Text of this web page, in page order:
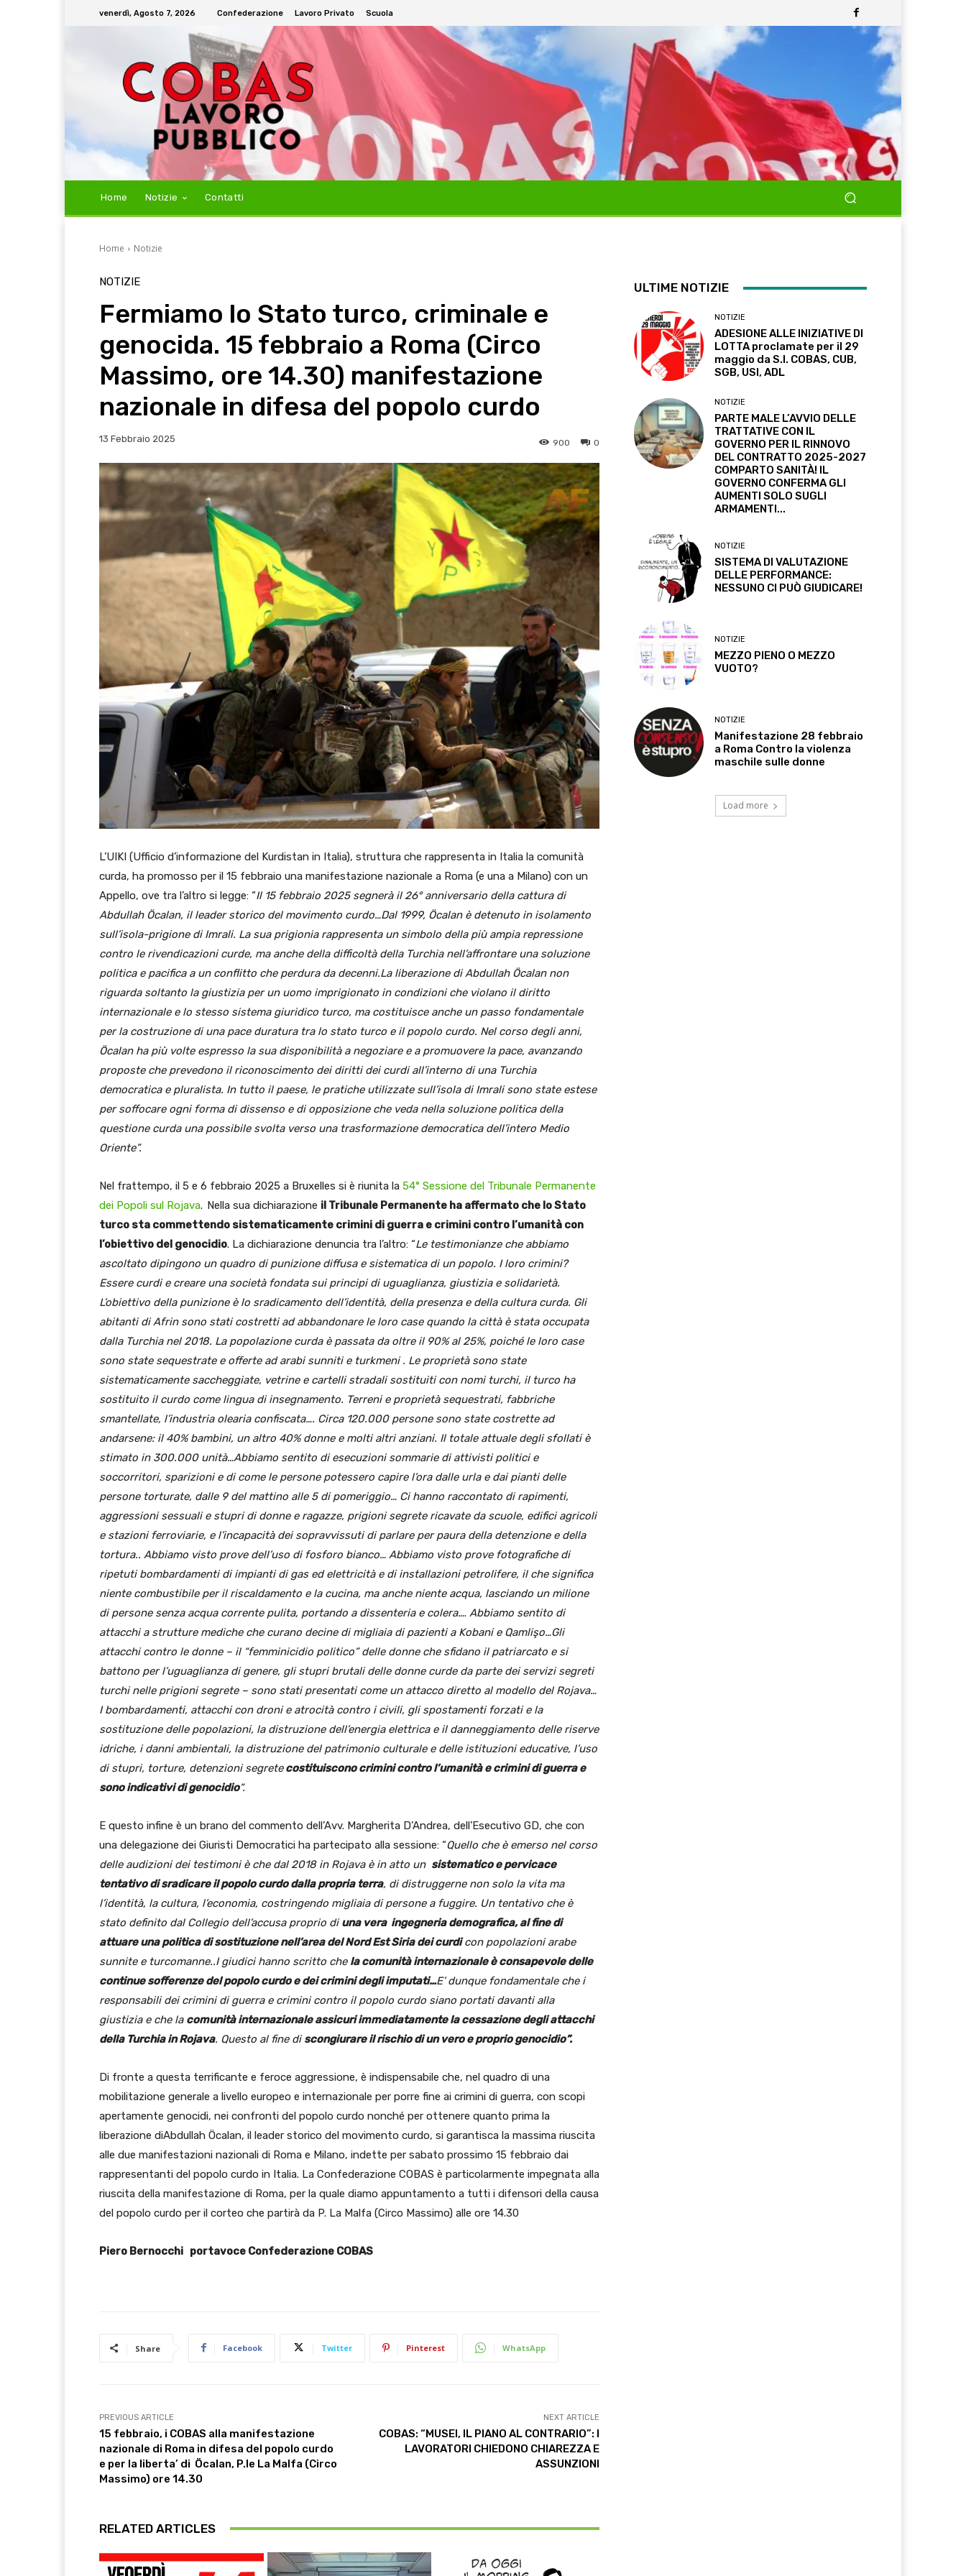
venerdì, Agosto 7, 2026 Confederazione Lavoro Privato Scuola
Home Notizie Contatti
Home Notizie
NOTIZIE
Fermiamo lo Stato turco, criminale e
genocida. 15 febbraio a Roma (Circo
Massimo, ore 14.30) manifestazione
nazionale in difesa del popolo curdo
13 Febbraio 2025 0
900
L’UIKI (Ufficio d’informazione del Kurdistan in Italia), struttura che rappresenta in Italia la comunità
curda, ha promosso per il 15 febbraio una manifestazione nazionale a Roma (e una a Milano) con un
Appello, ove tra l’altro si legge: “Il 15 febbraio 2025 segnerà il 26° anniversario della cattura di
Abdullah Öcalan, il leader storico del movimento curdo…Dal 1999, Öcalan è detenuto in isolamento
sull’isola-prigione di Imrali. La sua prigionia rappresenta un simbolo della più ampia repressione
contro le rivendicazioni curde, ma anche della difficoltà della Turchia nell’affrontare una soluzione
politica e pacifica a un conflitto che perdura da decenni.La liberazione di Abdullah Öcalan non
riguarda soltanto la giustizia per un uomo imprigionato in condizioni che violano il diritto
internazionale e lo stesso sistema giuridico turco, ma costituisce anche un passo fondamentale
per la costruzione di una pace duratura tra lo stato turco e il popolo curdo. Nel corso degli anni,
Öcalan ha più volte espresso la sua disponibilità a negoziare e a promuovere la pace, avanzando
proposte che prevedono il riconoscimento dei diritti dei curdi all’interno di una Turchia
democratica e pluralista. In tutto il paese, le pratiche utilizzate sull’isola di Imrali sono state estese
per soffocare ogni forma di dissenso e di opposizione che veda nella soluzione politica della
questione curda una possibile svolta verso una trasformazione democratica dell’intero Medio
Oriente”.
Nel frattempo, il 5 e 6 febbraio 2025 a Bruxelles si è riunita la 54° Sessione del Tribunale Permanente
dei Popoli sul Rojava. Nella sua dichiarazione il Tribunale Permanente ha affermato che lo Stato
turco sta commettendo sistematicamente crimini di guerra e crimini contro l’umanità con
l’obiettivo del genocidio. La dichiarazione denuncia tra l’altro: “Le testimonianze che abbiamo
ascoltato dipingono un quadro di punizione diffusa e sistematica di un popolo. I loro crimini?
Essere curdi e creare una società fondata sui principi di uguaglianza, giustizia e solidarietà.
L’obiettivo della punizione è lo sradicamento dell’identità, della presenza e della cultura curda. Gli
abitanti di Afrin sono stati costretti ad abbandonare le loro case quando la città è stata occupata
dalla Turchia nel 2018. La popolazione curda è passata da oltre il 90% al 25%, poiché le loro case
sono state sequestrate e offerte ad arabi sunniti e turkmeni . Le proprietà sono state
sistematicamente saccheggiate, vetrine e cartelli stradali sostituiti con nomi turchi, il turco ha
sostituito il curdo come lingua di insegnamento. Terreni e proprietà sequestrati, fabbriche
smantellate, l’industria olearia confiscata…. Circa 120.000 persone sono state costrette ad
andarsene: il 40% bambini, un altro 40% donne e molti altri anziani. Il totale attuale degli sfollati è
stimato in 300.000 unità…Abbiamo sentito di esecuzioni sommarie di attivisti politici e
soccorritori, sparizioni e di come le persone potessero capire l’ora dalle urla e dai pianti delle
persone torturate, dalle 9 del mattino alle 5 di pomeriggio… Ci hanno raccontato di rapimenti,
aggressioni sessuali e stupri di donne e ragazze, prigioni segrete ricavate da scuole, edifici agricoli
e stazioni ferroviarie, e l’incapacità dei sopravvissuti di parlare per paura della detenzione e della
tortura.. Abbiamo visto prove dell’uso di fosforo bianco… Abbiamo visto prove fotografiche di
ripetuti bombardamenti di impianti di gas ed elettricità e di installazioni petrolifere, il che significa
niente combustibile per il riscaldamento e la cucina, ma anche niente acqua, lasciando un milione
di persone senza acqua corrente pulita, portando a dissenteria e colera…. Abbiamo sentito di
attacchi a strutture mediche che curano decine di migliaia di pazienti a Kobani e Qamlişo…Gli
attacchi contro le donne – il “femminicidio politico” delle donne che sfidano il patriarcato e si
battono per l’uguaglianza di genere, gli stupri brutali delle donne curde da parte dei servizi segreti
turchi nelle prigioni segrete – sono stati presentati come un attacco diretto al modello del Rojava…
I bombardamenti, attacchi con droni e atrocità contro i civili, gli spostamenti forzati e la
sostituzione delle popolazioni, la distruzione dell’energia elettrica e il danneggiamento delle riserve
idriche, i danni ambientali, la distruzione del patrimonio culturale e delle istituzioni educative, l’uso
di stupri, torture, detenzioni segretecostituiscono crimini contro l’umanità e crimini di guerra e
sono indicativi di genocidio“.
E questo infine è un brano del commento dell’Avv. Margherita D’Andrea, dell’Esecutivo GD, che con
una delegazione dei Giuristi Democratici ha partecipato alla sessione: “Quello che è emerso nel corso
delle audizioni dei testimoni è che dal 2018 in Rojava è in atto un sistematico e pervicace
tentativo di sradicare il popolo curdo dalla propria terra, di distruggerne non solo la vita ma
l’identità, la cultura, l’economia, costringendo migliaia di persone a fuggire. Un tentativo che è
stato definito dal Collegio dell’accusa proprio diuna vera ingegneria demografica, al fine di
attuare una politica di sostituzione nell’area del Nord Est Siria dei curdicon popolazioni arabe
sunnite e turcomanne..I giudici hanno scritto che la comunità internazionale è consapevole delle
continue sofferenze del popolo curdo e dei crimini degli imputati…E’ dunquefondamentale che i
responsabili dei crimini di guerra e crimini contro il popolo curdo siano portati davanti alla
giustizia e che la comunità internazionale assicuri immediatamente la cessazione degli attacchi
della Turchia in Rojava. Questo al fine discongiurare il rischio di un vero e proprio genocidio”.
Di fronte a questa terrificante e feroce aggressione, è indispensabile che, nel quadro di una
mobilitazione generale a livello europeo e internazionale per porre fine ai crimini di guerra, con scopi
apertamente genocidi, nei confronti del popolo curdo nonché per ottenere quanto prima la
liberazione diAbdullah Öcalan, il leader storico del movimento curdo, si garantisca la massima riuscita
alle due manifestazioni nazionali di Roma e Milano, indette per sabato prossimo 15 febbraio dai
rappresentanti del popolo curdo in Italia. La Confederazione COBAS è particolarmente impegnata alla
riuscita della manifestazione di Roma, per la quale diamo appuntamento a tutti i difensori della causa
del popolo curdo per il corteo che partirà da P. La Malfa (Circo Massimo) alle ore 14.30
Piero Bernocchi portavoce Confederazione COBAS
Share Facebook Twitter Pinterest WhatsApp
PREVIOUS ARTICLE
15 febbraio, i COBAS alla manifestazione
nazionale di Roma in difesa del popolo curdo
e per la liberta’ di Öcalan, P.le La Malfa (Circo
Massimo) ore 14.30
NEXT ARTICLE
COBAS: “MUSEI, IL PIANO AL CONTRARIO”: I
LAVORATORI CHIEDONO CHIAREZZA E
ASSUNZIONI
RELATED ARTICLES
ULTIME NOTIZIE
NOTIZIE
ADESIONE ALLE INIZIATIVE DI
LOTTA proclamate per il 29
maggio da S.I. COBAS, CUB,
SGB, USI, ADL
NOTIZIE
PARTE MALE L’AVVIO DELLE
TRATTATIVE CON IL
GOVERNO PER IL RINNOVO
DEL CONTRATTO 2025-2027
COMPARTO SANITÀ! IL
GOVERNO CONFERMA GLI
AUMENTI SOLO SUGLI
ARMAMENTI...
NOTIZIE
SISTEMA DI VALUTAZIONE
DELLE PERFORMANCE:
NESSUNO CI PUÒ GIUDICARE!
NOTIZIE
MEZZO PIENO O MEZZO
VUOTO?
NOTIZIE
Manifestazione 28 febbraio
a Roma Contro la violenza
maschile sulle donne
Load more